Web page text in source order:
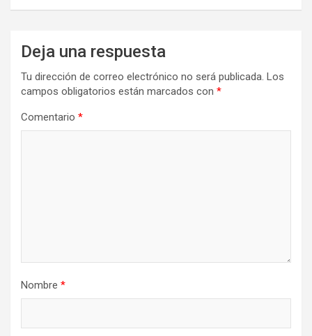
Deja una respuesta
Tu dirección de correo electrónico no será publicada. Los
campos obligatorios están marcados con *
Comentario *
Nombre *